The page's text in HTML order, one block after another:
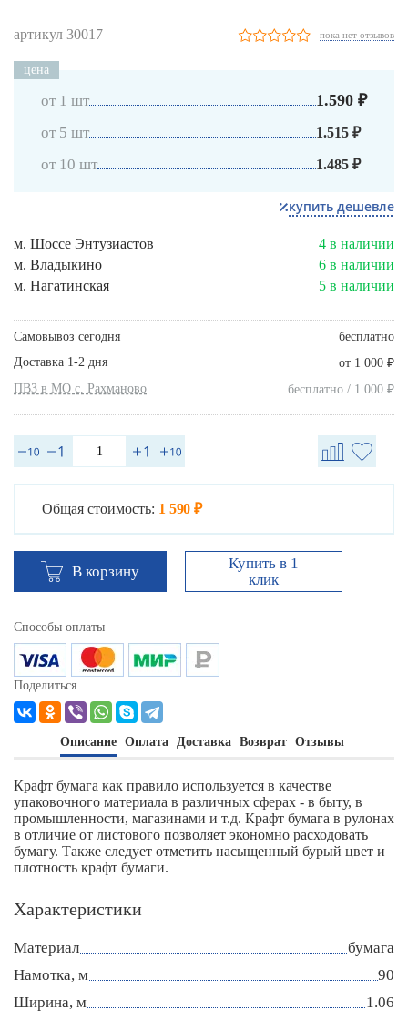
артикул 30017 пока нет отзывов
цена
от 1 шт 1.590 ₽
от 5 шт 1.515 ₽
от 10 шт 1.485 ₽
купить дешевле
м. Шоссе Энтузиастов
4 в наличии
м. Владыкино
6 в наличии
м. Нагатинская
5 в наличии
Самовывоз сегодня
бесплатно
Доставка 1-2 дня
от 1 000 ₽
ПВЗ в МО с. Рахманово бесплатно / 1 000 ₽
Общая стоимость: 1 590 ₽
В корзину
Купить в 1
клик
Способы оплаты
Поделиться
Описание Оплата Доставка Возврат Отзывы
Крафт бумага как правило используется в качестве
упаковочного материала в различных сферах - в быту, в
промышленности, магазинами и т.д. Крафт бумага в рулонах
в отличие от листового позволяет экономно расходовать
бумагу. Также следует отметить насыщенный бурый цвет и
плотность крафт бумаги.
Характеристики
Материал
бумага
Намотка, м
90
Ширина, м
1.06